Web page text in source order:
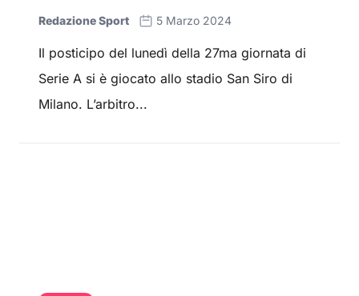
Redazione Sport 5 Marzo 2024
Il posticipo del lunedì della 27ma giornata di
Serie A si è giocato allo stadio San Siro di
Milano. L’arbitro...